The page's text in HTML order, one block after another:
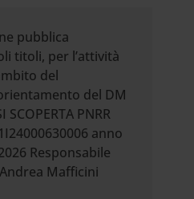
pubblica
titoli, per l’attività
del
del DM
SCOPERTA PNRR
anno
Responsabile
Mafficini